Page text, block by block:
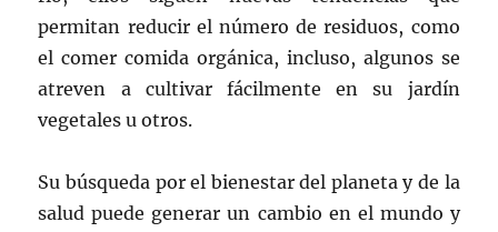
permitan reducir el número de residuos, como
el comer comida orgánica, incluso, algunos se
atreven a cultivar fácilmente en su jardín
vegetales u otros.
Su búsqueda por el bienestar del planeta y de la
salud puede generar un cambio en el mundo y